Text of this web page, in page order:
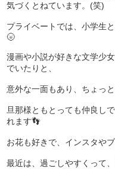
気づくとねています。(笑)
プライベートでは、小学生
🌝
漫画や小説が好きな文学少
でいたりと、
意外な一面もあり、ちょっ
旦那様ともとっても仲良し
れます👣
お花も好きで、インスタや
最近は、過ごしやすくって